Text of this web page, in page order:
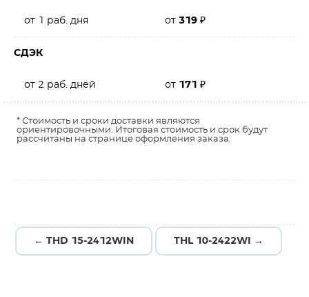
от 1 раб. дня от 319 ₽
СДЭК
от 2 раб. дней от 171 ₽
* Стоимость и сроки доставки являются
ориентировочными. Итоговая стоимость и срок будут
рассчитаны на странице оформления заказа.
← THD 15-2412WIN THL 10-2422WI →